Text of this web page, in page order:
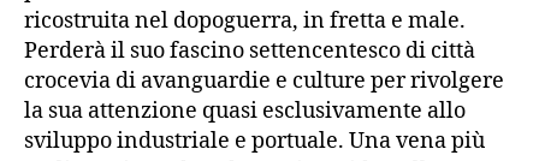
ricostruita nel dopoguerra, in fretta e male.
Perderà il suo fascino settencentesco di città
crocevia di avanguardie e culture per rivolgere
la sua attenzione quasi esclusivamente allo
sviluppo industriale e portuale. Una vena più